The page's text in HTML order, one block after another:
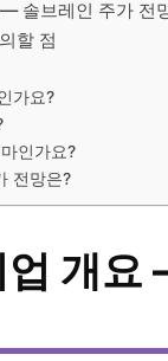
솔브레인 주가 전
할 점
가요?
인가요?
전망은?
업 개